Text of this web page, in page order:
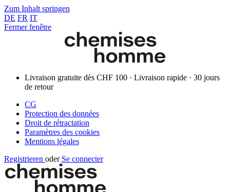
Zum Inhalt springen
DE FR IT
Fermer fenêtre
Livraison gratuite dès CHF 100 · Livraison rapide · 30 jours
de retour
CG
Protection des données
Droit de rétractation
Paramètres des cookies
Mentions légales
Registrieren oder Se connecter